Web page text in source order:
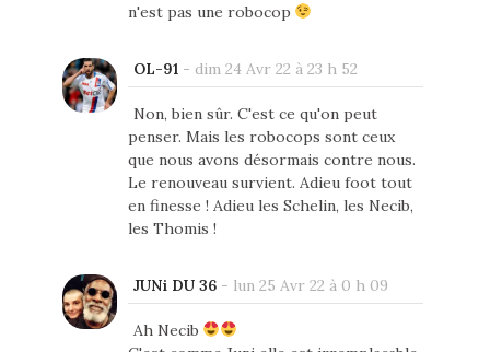
n'est pas une robocop
OL-91 - dim 24 Avr 22 à 23 h 52
Non, bien sûr. C'est ce qu'on peut
penser. Mais les robocops sont ceux
que nous avons désormais contre nous.
Le renouveau survient. Adieu foot tout
en finesse ! Adieu les Schelin, les Necib,
les Thomis !
JUNi DU 36- lun 25 Avr 22 à 0 h 09
Ah Necib